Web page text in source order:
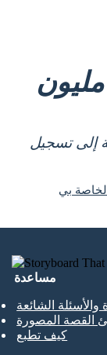
إلى تسجيل
بي
مساعدة
والأسئلة الشائعة
القصة المصورة
كيف تطبع